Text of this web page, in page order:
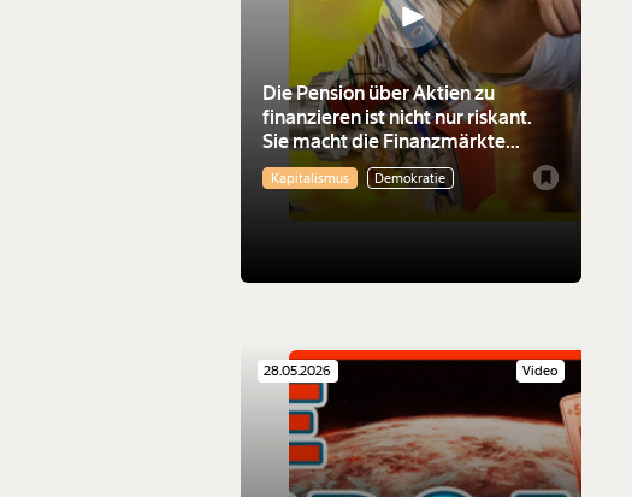
Die Pension über Aktien zu
finanzieren ist nicht nur riskant.
Sie macht die Finanzmärkte
mächtiger
Kapitalismus Demokratie
Video
28.05.2026